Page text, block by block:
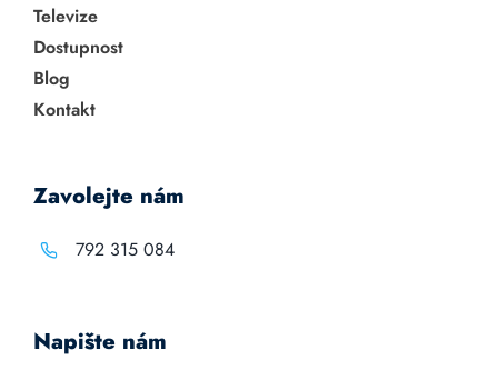
Televize
Dostupnost
Blog
Kontakt
Zavolejte nám
792 315 084
Napište nám